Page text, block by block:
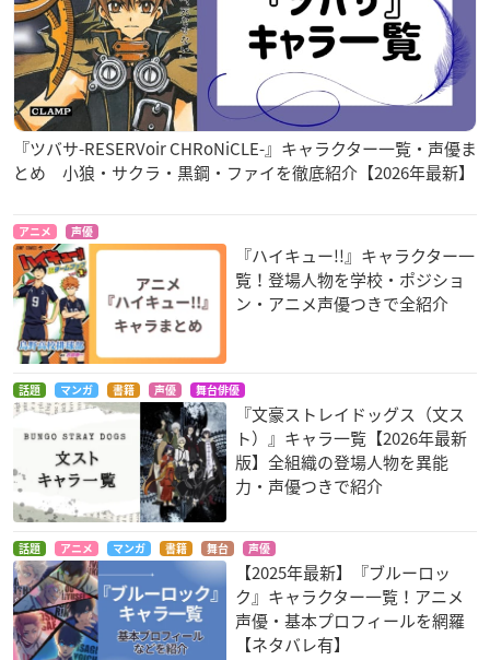
『ツバサ-RESERVoir CHRoNiCLE-』キャラクター一覧・声優ま
とめ 小狼・サクラ・黒鋼・ファイを徹底紹介【2026年最新】
アニメ 声優
『ハイキュー!!』キャラクター一
覧！登場人物を学校・ポジショ
ン・アニメ声優つきで全紹介
話題 マンガ 書籍 声優 舞台俳優
『文豪ストレイドッグス（文ス
ト）』キャラ一覧【2026年最新
版】全組織の登場人物を異能
力・声優つきで紹介
話題 アニメ マンガ 書籍 舞台 声優
【2025年最新】『ブルーロッ
ク』キャラクター一覧！アニメ
声優・基本プロフィールを網羅
【ネタバレ有】